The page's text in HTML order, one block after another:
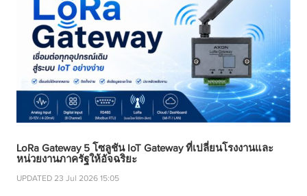
LoRa Gateway 5 โซลูชัน IoT Gateway ที่เปลี่ยนโรงงานและ
หน่วยงานภาครัฐให้อัจฉริยะ
UPDATED 23 Jul 2026 15:05